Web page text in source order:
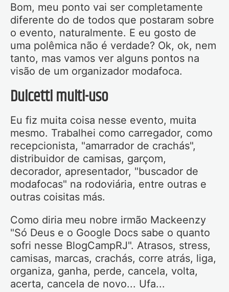
Bom, meu ponto vai ser completamente
diferente do de todos que postaram sobre
o evento, naturalmente. E eu gosto de
uma polêmica não é verdade? Ok, ok, nem
tanto, mas vamos ver alguns pontos na
visão de um organizador modafoca.
Dulcetti multi-uso
Eu fiz muita coisa nesse evento, muita
mesmo. Trabalhei como carregador, como
recepcionista, "amarrador de crachás",
distribuidor de camisas, garçom,
decorador, apresentador, "buscador de
modafocas" na rodoviária, entre outras e
outras coisitas más.
Como diria meu nobre irmão Mackeenzy
"Só Deus e o Google Docs sabe o quanto
sofri nesse BlogCampRJ". Atrasos, stress,
camisas, marcas, crachás, corre atrás, liga,
organiza, ganha, perde, cancela, volta,
acerta, cancela de novo... Ufa...